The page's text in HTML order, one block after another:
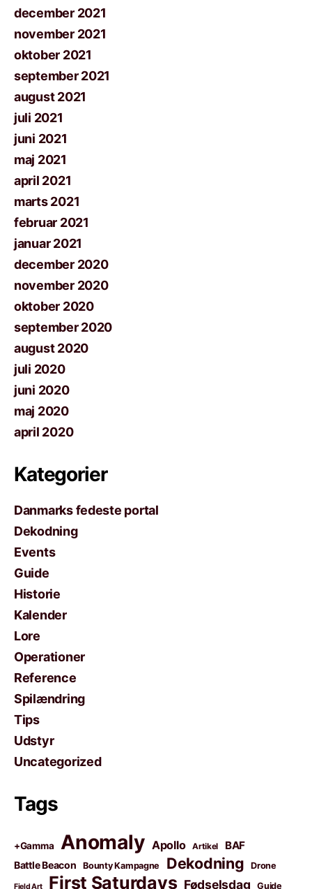
december 2021
november 2021
oktober 2021
september 2021
august 2021
juli 2021
juni 2021
maj 2021
april 2021
marts 2021
februar 2021
januar 2021
december 2020
november 2020
oktober 2020
september 2020
august 2020
juli 2020
juni 2020
maj 2020
april 2020
Kategorier
Danmarks fedeste portal
Dekodning
Events
Guide
Historie
Kalender
Lore
Operationer
Reference
Spilændring
Tips
Udstyr
Uncategorized
Tags
+Gamma Anomaly Apollo Artikel BAF
Battle Beacon Bounty Kampagne Dekodning Drone
Field Art First Saturdays Fødselsdag Guide